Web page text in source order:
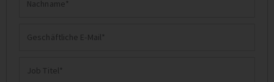
Geschäftliche
Mail